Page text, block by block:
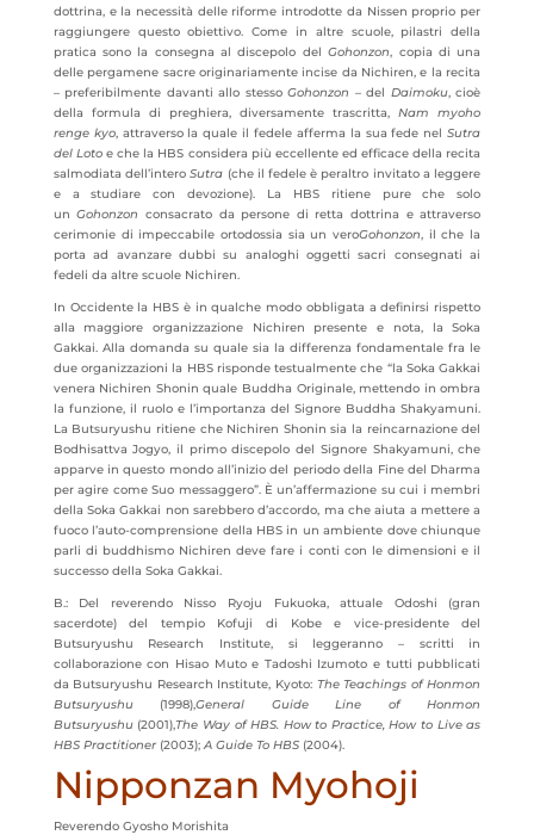
dottrina, e la necessità delle riforme introdotte da Nissen proprio per
raggiungere questo obiettivo. Come in altre scuole, pilastri della
pratica sono la consegna al discepolo delGohonzon, copia di una
delle pergamene sacre originariamente incise da Nichiren, e la recita
– preferibilmente davanti allo stessoGohonzon – del Daimoku, cioè
della formula di preghiera, diversamente trascritta,Nam myoho
renge kyo, attraverso la quale il fedele afferma la sua fede nelSutra
del Lotoe che la HBS considera più eccellente ed efficace della recita
salmodiata dell’interoSutra (che il fedele è peraltro invitato a leggere
e a studiare con devozione). La HBS ritiene pure che solo
unGohonzon consacrato da persone di retta dottrina e attraverso
cerimonie di impeccabile ortodossia sia un veroGohonzon, il che la
porta ad avanzare dubbi su analoghi oggetti sacri consegnati ai
fedeli da altre scuole Nichiren.
In Occidente la HBS è in qualche modo obbligata a definirsi rispetto
alla maggiore organizzazione Nichiren presente e nota, la Soka
Gakkai. Alla domanda su quale sia la differenza fondamentale fra le
due organizzazioni la HBS risponde testualmente che “la Soka Gakkai
venera Nichiren Shonin quale Buddha Originale, mettendo in ombra
la funzione, il ruolo e l’importanza del Signore Buddha Shakyamuni.
La Butsuryushu ritiene che Nichiren Shonin sia la reincarnazione del
Bodhisattva Jogyo, il primo discepolo del Signore Shakyamuni, che
apparve in questo mondo all’inizio del periodo della Fine del Dharma
per agire come Suo messaggero”. È un’affermazione su cui i membri
della Soka Gakkai non sarebbero d’accordo, ma che aiuta a mettere a
fuoco l’auto-comprensione della HBS in un ambiente dove chiunque
parli di buddhismo Nichiren deve fare i conti con le dimensioni e il
successo della Soka Gakkai.
B.: Del reverendo Nisso Ryoju Fukuoka, attuale Odoshi (gran
sacerdote) del tempio Kofuji di Kobe e vice-presidente del
Butsuryushu Research Institute, si leggeranno – scritti in
collaborazione con Hisao Muto e Tadoshi Izumoto e tutti pubblicati
da Butsuryushu Research Institute, Kyoto: The Teachings of Honmon
Butsuryushu(1998),General Guide Line of Honmon
Butsuryushu(2001),The Way of HBS. How to Practice, How to Live as
HBS Practitioner(2003);A Guide To HBS(2004).
Nipponzan Myohoji
Reverendo Gyosho Morishita